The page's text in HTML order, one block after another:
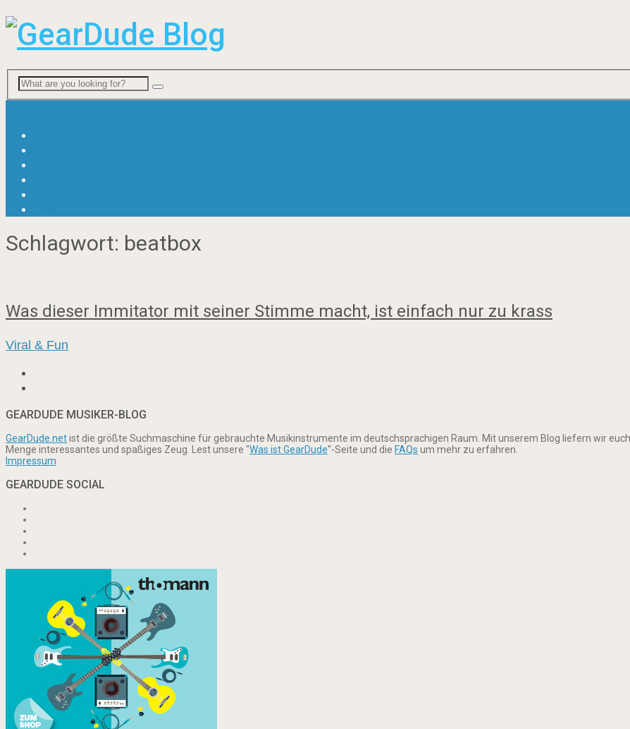
Schlagwort: beatbox
Was dieser Immitator mit seiner Stimme macht, ist einfach nur zu krass
Viral & Fun
GEARDUDE MUSIKER-BLOG
GearDude.netist die größte Suchmaschine für gebrauchte Musikinstrumente im deutschsprachigen Raum. Mit unserem Blog liefern wir
Menge interessantes und spaßiges Zeug. Lest unsere "Was ist GearDude"-Seite und die FAQs um mehr zu erfahren.
Impressum
GEARDUDE SOCIAL